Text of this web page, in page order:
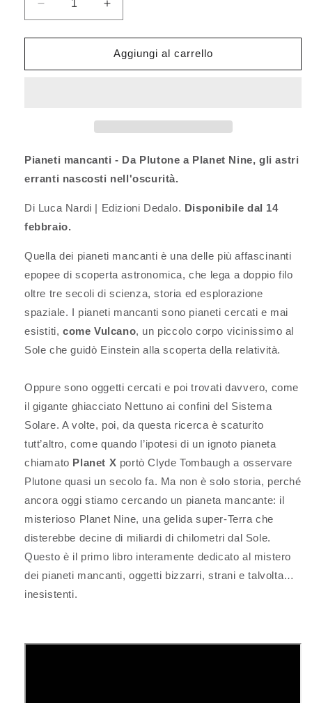
Diminuisci
quantità
per
mancanti
Aumenta
quantità
per
Pianeti
mancanti
Aggiungi al carrello
Pianeti mancanti - Da Plutone a Planet Nine, gli astri
erranti nascosti nell'oscurità.
Di Luca Nardi | Edizioni Dedalo. Disponibile dal 14
febbraio.
Quella dei pianeti mancanti è una delle più affascinanti
epopee di scoperta astronomica, che lega a doppio filo
oltre tre secoli di scienza, storia ed esplorazione
spaziale. I pianeti mancanti sono pianeti cercati e mai
esistiti, come Vulcano, un piccolo corpo vicinissimo al
Sole che guidò Einstein alla scoperta della relatività.
Oppure sono oggetti cercati e poi trovati davvero, come
il gigante ghiacciato Nettuno ai confini del Sistema
Solare. A volte, poi, da questa ricerca è scaturito
tutt’altro, come quando l’ipotesi di un ignoto pianeta
chiamato Planet X portò Clyde Tombaugh a osservare
Plutone quasi un secolo fa. Ma non è solo storia, perché
ancora oggi stiamo cercando un pianeta mancante: il
misterioso Planet Nine, una gelida super-Terra che
disterebbe decine di miliardi di chilometri dal Sole.
Questo è il primo libro interamente dedicato al mistero
dei pianeti mancanti, oggetti bizzarri, strani e talvolta…
inesistenti.